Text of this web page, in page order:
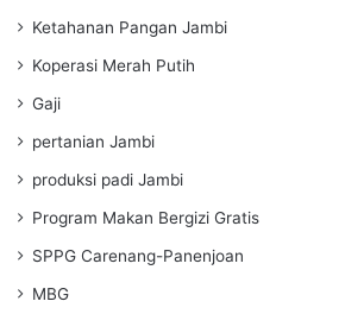
Ketahanan Pangan Jambi
Koperasi Merah Putih
Gaji
pertanian Jambi
produksi padi Jambi
Program Makan Bergizi Gratis
SPPG Carenang-Panenjoan
MBG